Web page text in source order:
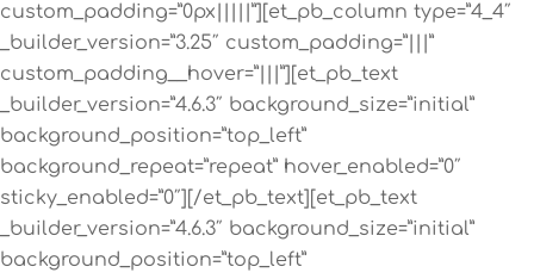
custom_padding=”0px|||||”][et_pb_column type=”4_4″
_builder_version=”3.25″ custom_padding=”|||”
custom_padding__hover=”|||”][et_pb_text
_builder_version=”4.6.3″ background_size=”initial”
background_position=”top_left”
background_repeat=”repeat” hover_enabled=”0″
sticky_enabled=”0″][/et_pb_text][et_pb_text
_builder_version=”4.6.3″ background_size=”initial”
background_position=”top_left”